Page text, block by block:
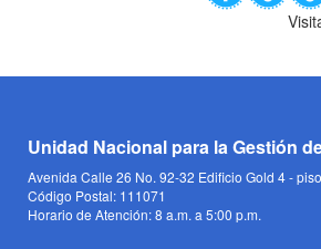
Unidad Nacional para la Gestión
Avenida Calle 26 No. 92-32 Edificio Gold 4 -
Código Postal: 111071
Horario de Atención: 8 a.m. a 5:00 p.m.